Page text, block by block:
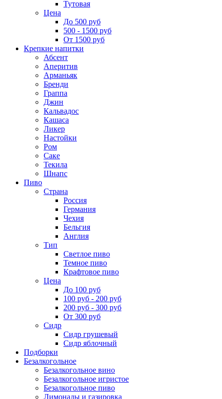
Тутовая
Цена
До 500 руб
500 - 1500 руб
От 1500 руб
Крепкие напитки
Абсент
Аперитив
Арманьяк
Бренди
Граппа
Джин
Кальвадос
Кашаса
Ликер
Настойки
Ром
Саке
Текила
Шнапс
Пиво
Страна
Россия
Германия
Чехия
Бельгия
Англия
Тип
Светлое пиво
Темное пиво
Крафтовое пиво
Цена
До 100 руб
100 руб - 200 руб
200 руб - 300 руб
От 300 руб
Сидр
Сидр грушевый
Сидр яблочный
Подборки
Безалкогольное
Безалкогольное вино
Безалкогольное игристое
Безалкогольное пиво
Лимонады и газировка